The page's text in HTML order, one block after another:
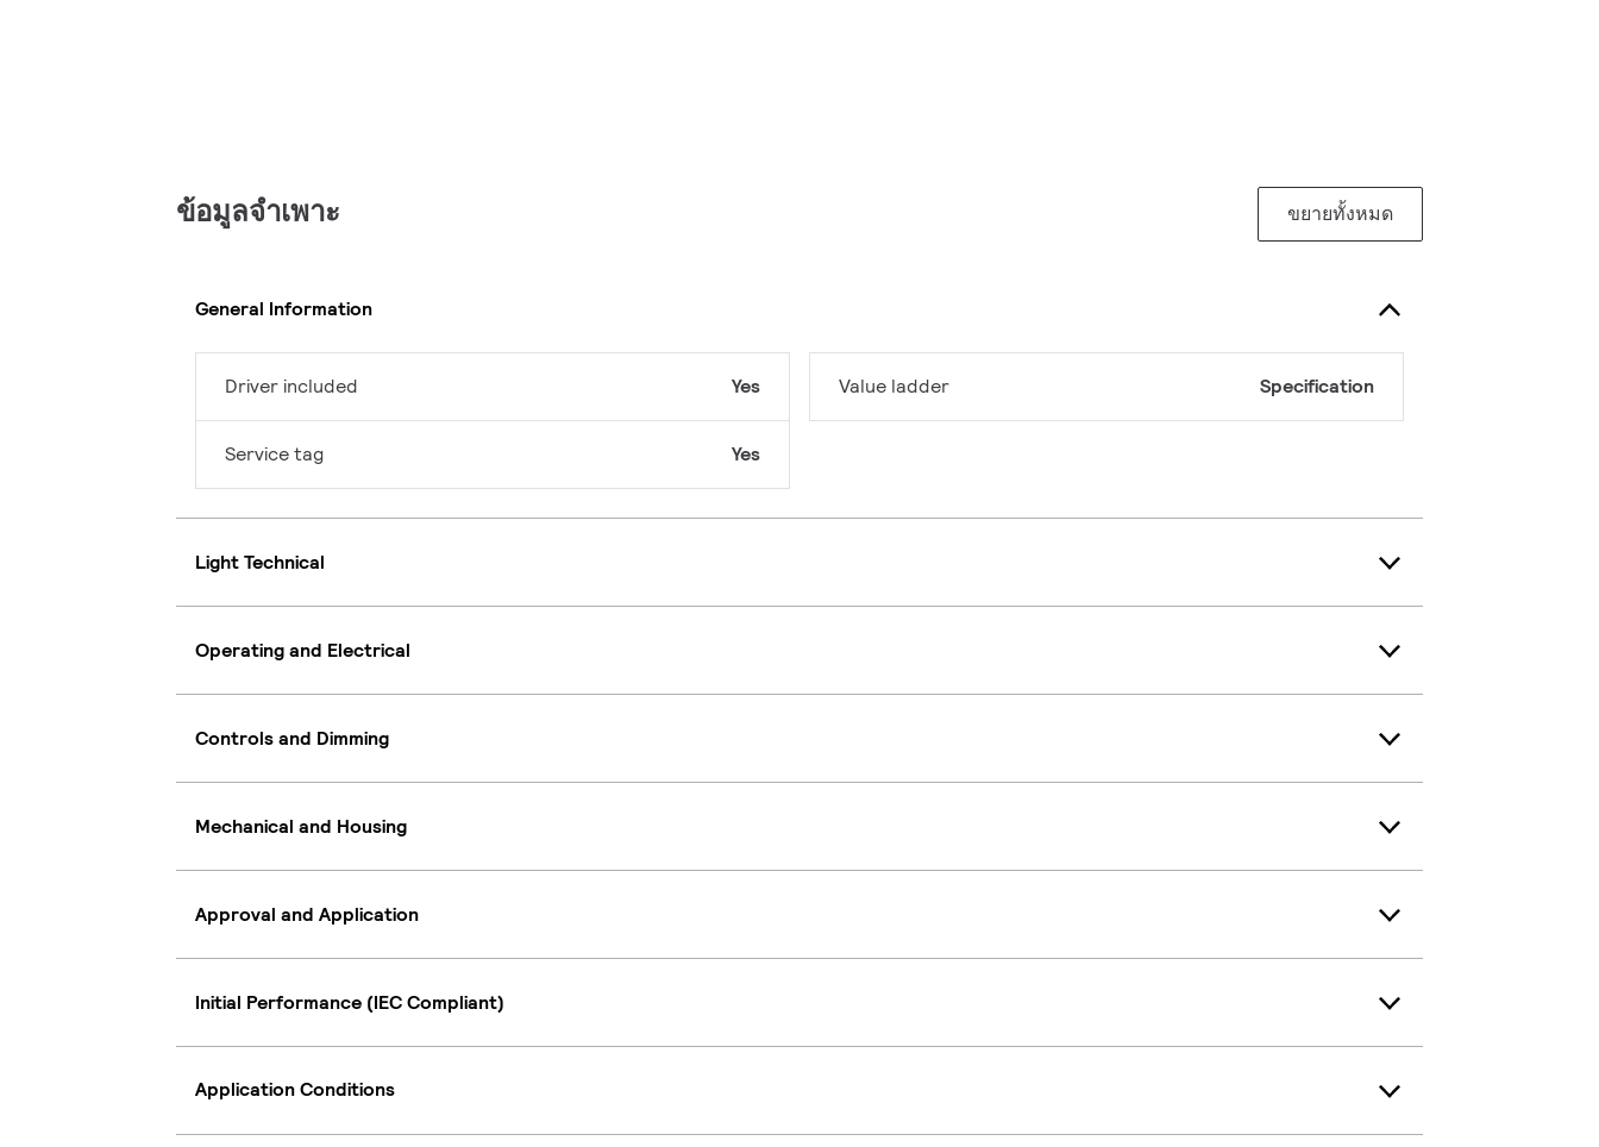
ข้อมูลจำเพาะ ขยายทั้งหมด
General Information
Driver included Yes
Service tag Yes
Value ladder Specification
Light Technical
Operating and Electrical
Controls and Dimming
Mechanical and Housing
Approval and Application
Initial Performance (IEC Compliant)
Application Conditions